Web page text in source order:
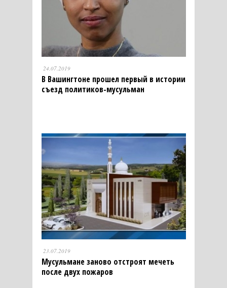
24.07.2019
В Вашингтоне прошел первый в истории
съезд политиков-мусульман
23.07.2019
Мусульмане заново отстроят мечеть
после двух пожаров